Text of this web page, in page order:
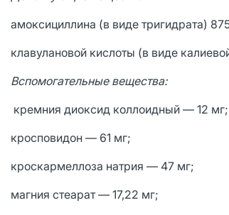
амоксициллина (в виде тригидрата)
клавулановой кислоты (в виде
Вспомогательные вещества:
кремния диоксид коллоидный — 12 мг;
кросповидон — 61 мг;
кроскармеллоза натрия — 47 мг;
магния стеарат — 17,22 мг;